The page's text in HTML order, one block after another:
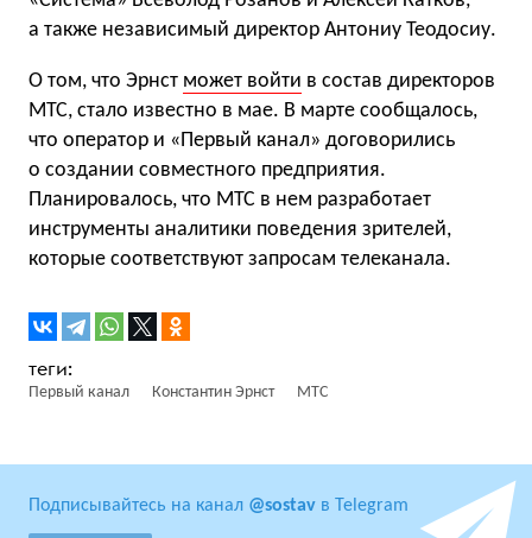
а также независимый директор Антониу Теодосиу.
О том, что Эрнст может войти в состав директоров
МТС, стало известно в мае. В марте сообщалось,
что оператор и «Первый канал» договорились
о создании совместного предприятия.
Планировалось, что МТС в нем разработает
инструменты аналитики поведения зрителей,
которые соответствуют запросам телеканала.
Первый канал Константин Эрнст МТС
Подписывайтесь на канал @sostav в Telegram